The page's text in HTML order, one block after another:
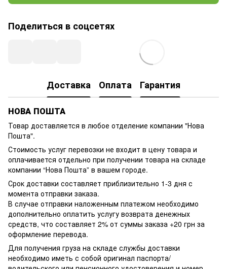
Поделиться в соцсетях
Доставка Оплата Гарантия
НОВА ПОШТА
Товар доставляется в любое отделение компании "Нова
Пошта".
Стоимость услуг перевозки не входит в цену товара и
оплачивается отдельно при получении товара на складе
компании “Нова Пошта” в вашем городе.
Срок доставки составляет приблизительно 1-3 дня с
момента отправки заказа.
В случае отправки наложенным платежом необходимо
дополнительно оплатить услугу возврата денежных
средств, что составляет 2% от суммы заказа +20 грн за
оформление перевода.
Для получения груза на складе службы доставки
необходимо иметь с собой оригинал паспорта/